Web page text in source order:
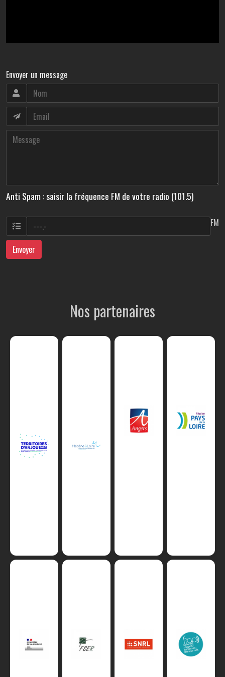
Envoyer un message
Anti Spam : saisir la fréquence FM de votre radio (101.5)
FM
Envoyer
Nos partenaires